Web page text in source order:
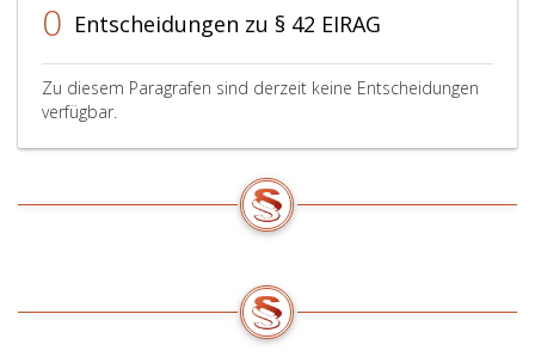
0 Entscheidungen zu § 42 EIRAG
Zu diesem Paragrafen sind derzeit keine Entscheidungen
verfügbar.